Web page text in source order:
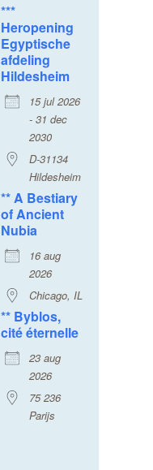
***
Heropening
Egyptische
afdeling
Hildesheim
15 jul 2026
- 31 dec
2030
D-31134
Hildesheim
** A Bestiary
of Ancient
Nubia
16 aug
2026
Chicago, IL
** Byblos,
cité éternelle
23 aug
2026
75 236
Parijs